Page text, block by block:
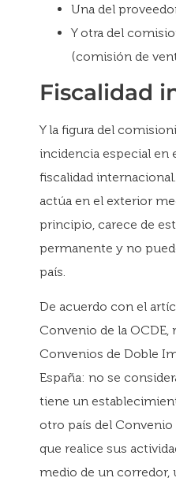
Una del
Y otra del
(comisión de
Fiscalidad
Y la figura del
incidencia especial en
fiscalidad
actúa en el exterior
principio, carece de
permanente y no
país.
De acuerdo con el
Convenio de la
Convenios de Doble
España: no se
tiene un
otro país del
que realice sus
medio de un corredor,